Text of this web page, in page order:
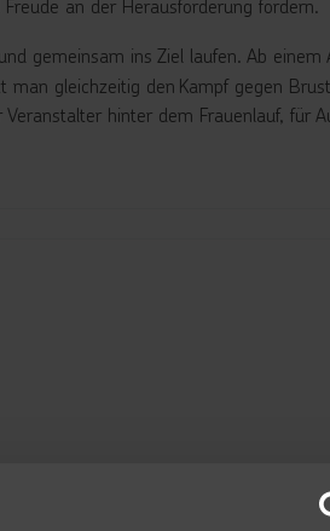
an der Herausforderung fördern.
gemeinsam ins Ziel laufen. Ab
gleichzeitig den Kampf gegen
Veranstalter hinter dem Frauenlauf, für